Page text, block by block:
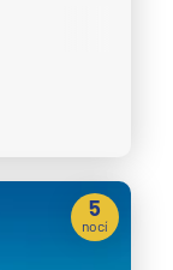
5
nocí